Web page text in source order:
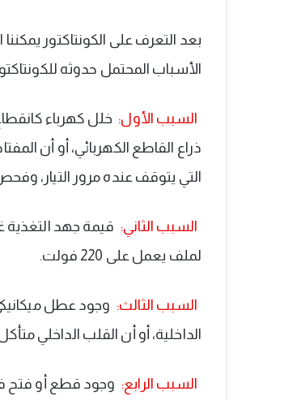
بعد التعرف على الكونتاكتور
الأسباب المحتمل حدوثه
السبب الأول: خلل كهرباء
ذراع القاطع الكهربائي، أو أن
التي يتوقف عنده مرور التيار،
السبب الثاني:
لملف يعمل على 220 فولت.
السبب الثالث: وجود عطل
الداخلية، أو أن القلب الداخلي
السبب الرابع: وجود قطع أو فتح